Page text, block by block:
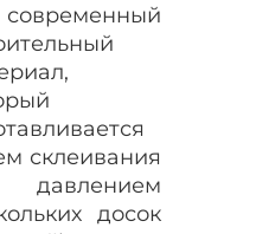
современный
склеивания
давлением
досок